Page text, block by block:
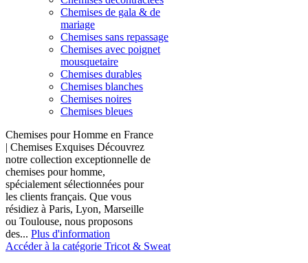
Chemises de gala & de
mariage
Chemises sans repassage
Chemises avec poignet
mousquetaire
Chemises durables
Chemises blanches
Chemises noires
Chemises bleues
Chemises pour Homme en France
| Chemises Exquises Découvrez
notre collection exceptionnelle de
chemises pour homme,
spécialement sélectionnées pour
les clients français. Que vous
résidiez à Paris, Lyon, Marseille
ou Toulouse, nous proposons
des... Plus d'information
Accéder à la catégorie Tricot & Sweat